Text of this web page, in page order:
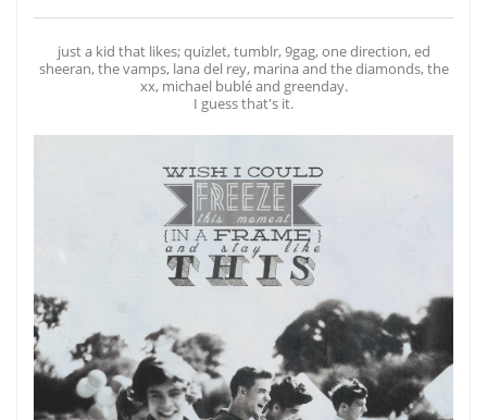
just a kid that likes; quizlet, tumblr, 9gag, one direction, ed
sheeran, the vamps, lana del rey, marina and the diamonds, the
xx, michael bublé and greenday.
I guess that's it.